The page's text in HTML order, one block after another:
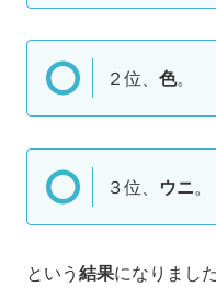
２位、 色。
３位、 ウニ。
という結果になりました